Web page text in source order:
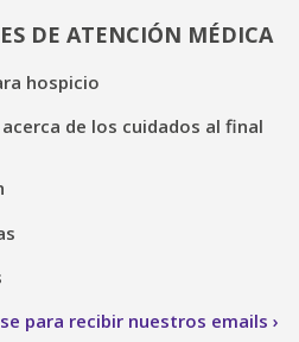
DE ATENCIÓN MÉDICA
hospicio
de los cuidados al final
para recibir nuestros emails